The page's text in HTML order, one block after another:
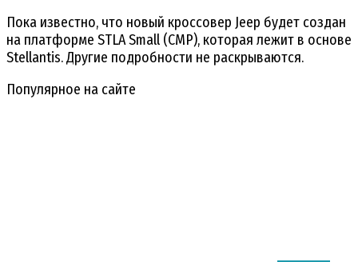
Пока известно, что новый кроссовер Jeep будет создан
на платформе STLA Small (CMP), которая лежит в основе
Stellantis. Другие подробности не раскрываются.
Популярное на сайте